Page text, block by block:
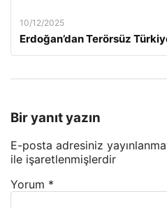
10/12/2025
Erdoğan’dan Terörsüz
Bir yanıt yazın
E-posta adresiniz
ile işaretlenmişlerdir
Yorum *